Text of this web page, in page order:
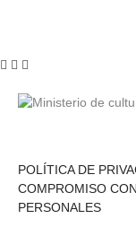
POLÍTICA DE
COMPROMISO
PERSONALES